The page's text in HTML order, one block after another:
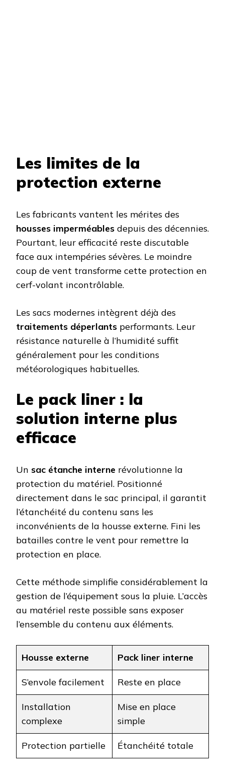
Les limites de la
protection externe
Les fabricants vantent les mérites des
housses imperméables depuis des décennies.
Pourtant, leur efficacité reste discutable
face aux intempéries sévères. Le moindre
coup de vent transforme cette protection en
cerf-volant incontrôlable.
Les sacs modernes intègrent déjà des
traitements déperlants performants. Leur
résistance naturelle à l’humidité suffit
généralement pour les conditions
météorologiques habituelles.
Le pack liner : la
solution interne plus
efficace
Un sac étanche interne révolutionne la
protection du matériel. Positionné
directement dans le sac principal, il garantit
l’étanchéité du contenu sans les
inconvénients de la housse externe. Fini les
batailles contre le vent pour remettre la
protection en place.
Cette méthode simplifie considérablement la
gestion de l’équipement sous la pluie. L’accès
au matériel reste possible sans exposer
l’ensemble du contenu aux éléments.
Housse externe Pack liner interne
S’envole facilement Reste en place
Installation
complexe
Mise en place
simple
Protection partielle Étanchéité totale